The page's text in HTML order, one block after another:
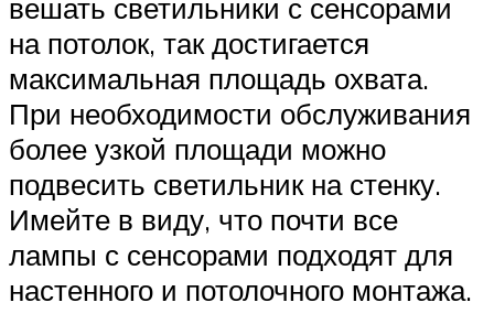
вешать светильники с сенсорами
на потолок, так достигается
максимальная площадь охвата.
При необходимости обслуживания
более узкой площади можно
подвесить светильник на стенку.
Имейте в виду, что почти все
лампы с сенсорами подходят для
настенного и потолочного монтажа.